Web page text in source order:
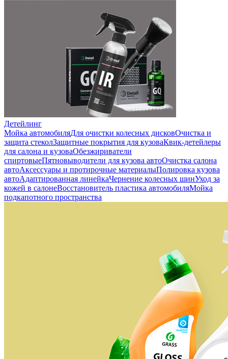
Детейлинг
Мойка автомобиляДля очистки колесных дисковОчистка и
защита стеколЗащитные покрытия для кузоваКвик-детейлеры
для салона и кузоваОбезжириватели
спиртовыеПятновыводители для кузова автоОчистка салона
автоАксессуары и протирочные материалыПолировка кузова
автоАдаптированная линейкаЧернение колесных шинУход за
кожей в салонеВосстановитель пластика автомобиляМойка
подкапотного пространства